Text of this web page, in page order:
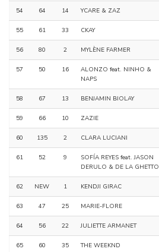
54 64 14 YCARE & ZAZ
55 61 33 CKAY
56 80 2 MYLÈNE FARMER
57 50 16
ALONZO feat. NINHO &
NAPS
58 67 13 BENJAMIN BIOLAY
59 66 10 ZAZIE
60 135 2 CLARA LUCIANI
61 52 9
SOFÍA REYES feat. JASON
DERULO & DE LA GHETTO
62 NEW 1 KENDJI GIRAC
63 47 25 MARIE-FLORE
64 56 22 JULIETTE ARMANET
65 60 35 THE WEEKND